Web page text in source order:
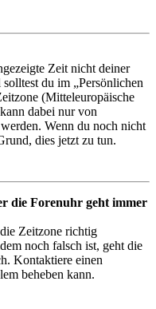
Zeit nicht deiner
du im „Persönlichen
(Mitteleuropäische
dabei nur von
Wenn du noch nicht
dies jetzt zu tun.
die Forenuhr geht immer
Zeitzone richtig
noch falsch ist, geht die
Kontaktiere einen
beheben kann.